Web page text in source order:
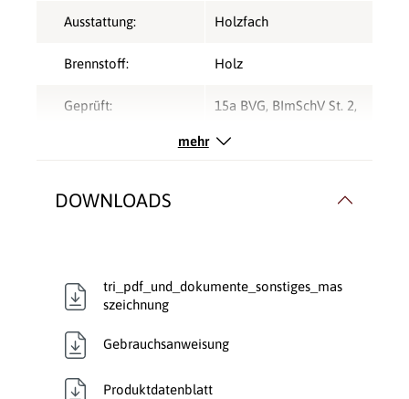
Ausstattung: Holzfach
Brennstoff: Holz
Geprüft: 15a BVG, BImSchV St. 2,
Nennleistung kW,
Rauchrohr Ø:
Speicherofen: Ja
Typ:
mehr
DOWNLOADS
tri_pdf_und_dokumente_sonstiges_mas
szeichnung
Gebrauchsanweisung
Produktdatenblatt